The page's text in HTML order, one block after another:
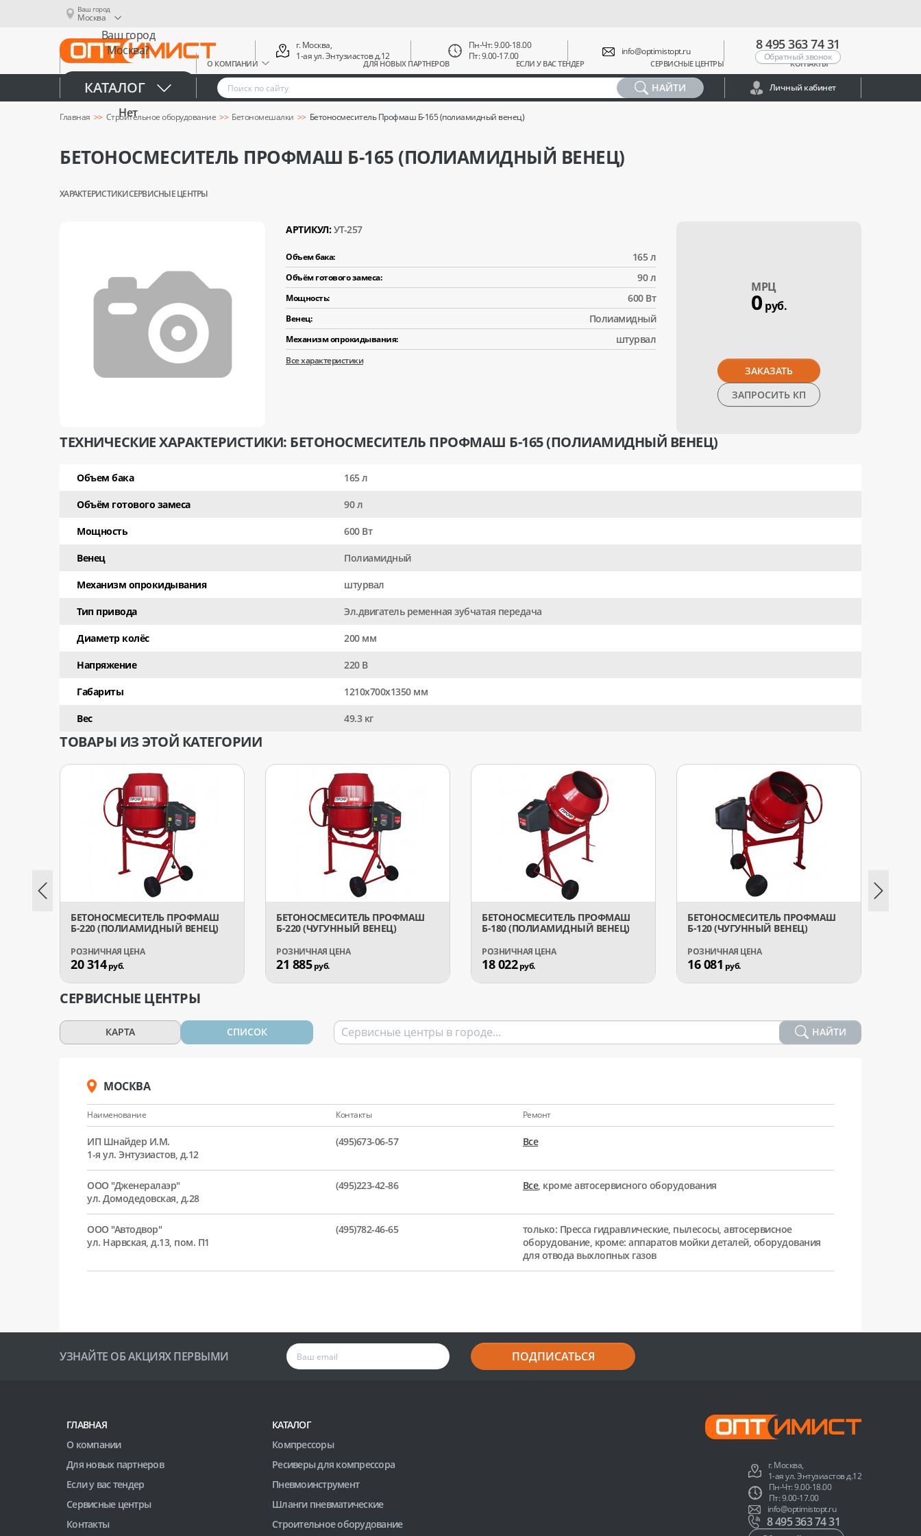
Ваш город
Москва
Ваш город
Москва?
Да
Нет
О КОМПАНИИ ДЛЯ НОВЫХ ПАРТНЕРОВ ЕСЛИ У ВАС ТЕНДЕР СЕРВИСНЫЕ ЦЕНТРЫ КОНТАКТЫ
г. Москва,
1-ая ул. Энтузиастов д.12
Пн-Чт: 9.00-18.00
Пт: 9.00-17.00
info@optimistopt.ru 8 495 363 74 31
Обратный звонок
КАТАЛОГ НАЙТИ Личный кабинет
Главная Строительное оборудование Бетономешалки Бетоносмеситель Профмаш Б-165 (полиамидный венец)
БЕТОНОСМЕСИТЕЛЬ ПРОФМАШ Б-165 (ПОЛИАМИДНЫЙ ВЕНЕЦ)
ХАРАКТЕРИСТИКИСЕРВИСНЫЕ ЦЕНТРЫ
АРТИКУЛ: УТ-257
Объем бака: 165 л
Объём готового замеса: 90 л
Мощность: 600 Вт
Венец: Полиамидный
Механизм опрокидывания: штурвал
Все характеристики
МPЦ
0 руб.
ЗАКАЗАТЬ
ЗАПРОСИТЬ КП
ТЕХНИЧЕСКИЕ ХАРАКТЕРИСТИКИ: БЕТОНОСМЕСИТЕЛЬ ПРОФМАШ Б-165 (ПОЛИАМИДНЫЙ ВЕНЕЦ)
Объем бака 165 л
Объём готового замеса 90 л
Мощность 600 Вт
Венец Полиамидный
Механизм опрокидывания штурвал
Тип привода Эл.двигатель ременная зубчатая передача
Диаметр колёс 200 мм
Напряжение 220 В
Габариты 1210х700х1350 мм
Вес 49.3 кг
ТОВАРЫ ИЗ ЭТОЙ КАТЕГОРИИ
БЕТОНОСМЕСИТЕЛЬ ПРОФМАШ
Б-220 (ПОЛИАМИДНЫЙ ВЕНЕЦ)
20 314руб.
БЕТОНОСМЕСИТЕЛЬ ПРОФМАШ
Б-220 (ЧУГУННЫЙ ВЕНЕЦ)
21 885руб.
БЕТОНОСМЕСИТЕЛЬ ПРОФМАШ
Б-180 (ПОЛИАМИДНЫЙ ВЕНЕЦ)
18 022руб.
БЕТОНОСМЕСИТЕЛЬ ПРОФМАШ
Б-120 (ЧУГУННЫЙ ВЕНЕЦ)
16 081 руб.
СЕРВИСНЫЕ ЦЕНТРЫ
КАРТА СПИСОК НАЙТИ
МОСКВА
Наименование Контакты Ремонт
ИП Шнайдер И.М.
1-я ул. Энтузиастов, д.12
(495)673-06-57 Все
ООО "Дженералаэр"
ул. Домодедовская, д.28
(495)223-42-86 Все, кроме автосервисного оборудования
ООО "Автодвор"
ул. Нарвская, д.13, пом. П1
(495)782-46-65
только: Пресса гидравлические, пылесосы, автосервисное
оборудование, кроме: аппаратов мойки деталей, оборудования
для отвода выхлопных газов
УЗНАЙТЕ ОБ АКЦИЯХ ПЕРВЫМИ ПОДПИСАТЬСЯ
ГЛАВНАЯ
О компании
Для новых партнеров
Если у вас тендер
Сервисные центры
Контакты
КАТАЛОГ
Компрессоры
Ресиверы для компрессора
Пневмоинструмент
Шланги пневматические
Строительное оборудование
г. Москва,
1-ая ул. Энтузиастов д.12
Пн-Чт: 9.00-18.00
Пт: 9.00-17.00
info@optimistopt.ru
8 495 363 74 31